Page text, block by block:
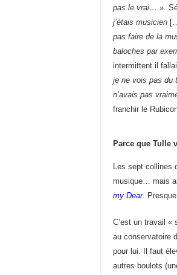
pas le vrai… ».
j’étais musicien
pas faire de la
baloches par
intermittent il
je ne vois pas du
n’avais pas
franchir le
Parce que Tulle
Les sept collines
musique… mais
my Dear.
C’est un travail «
au conservatoire
pour lui. Il faut
autres boulots